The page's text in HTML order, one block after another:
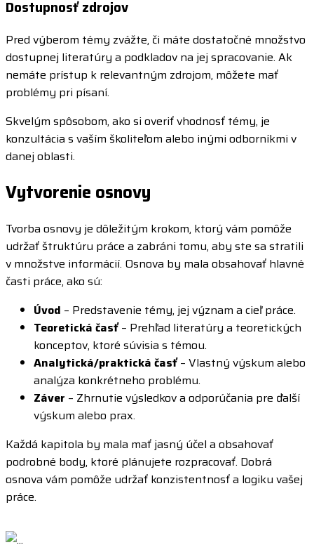
Dostupnosť zdrojov
Pred výberom témy zvážte, či máte dostatočné množstvo
dostupnej literatúry a podkladov na jej spracovanie. Ak
nemáte prístup k relevantným zdrojom, môžete mať
problémy pri písaní.
Skvelým spôsobom, ako si overiť vhodnosť témy, je
konzultácia s vaším školiteľom alebo inými odborníkmi v
danej oblasti.
Vytvorenie osnovy
Tvorba osnovy je dôležitým krokom, ktorý vám pomôže
udržať štruktúru práce a zabráni tomu, aby ste sa stratili
v množstve informácií. Osnova by mala obsahovať hlavné
časti práce, ako sú:
Úvod – Predstavenie témy, jej význam a cieľ práce.
Teoretická časť– Prehľad literatúry a teoretických
konceptov, ktoré súvisia s témou.
Analytická/praktická časť– Vlastný výskum alebo
analýza konkrétneho problému.
Záver – Zhrnutie výsledkov a odporúčania pre ďalší
výskum alebo prax.
Každá kapitola by mala mať jasný účel a obsahovať
podrobné body, ktoré plánujete rozpracovať. Dobrá
osnova vám pomôže udržať konzistentnosť a logiku vašej
práce.